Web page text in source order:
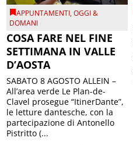
APPUNTAMENTI,OGGI &
DOMANI
COSA FARE NEL FINE
SETTIMANA IN VALLE
D’AOSTA
SABATO 8 AGOSTO ALLEIN –
All’area verde Le Plan-de-
Clavel prosegue “ItinerDante”,
le letture dantesche, con la
partecipazione di Antonello
Pistritto (...